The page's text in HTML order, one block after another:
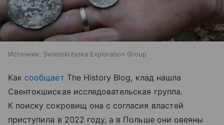
Источник: Swietokrzyska Exploration Group
Как сообщает The History Blog, клад нашла
Свентокшиская исследовательская группа.
К поиску сокровищ она с согласия властей
приступила в 2022 году, а в Польше они овеяны